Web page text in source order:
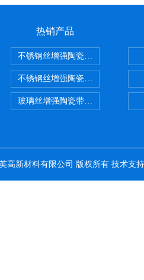
热销产品
不锈钢丝增强陶瓷纤维布，陶瓷布
不锈钢丝增强陶瓷纤维布应用范围
玻璃丝增强陶瓷带，硅酸铝纤维
高新材料有限公司 版权所有 技术支